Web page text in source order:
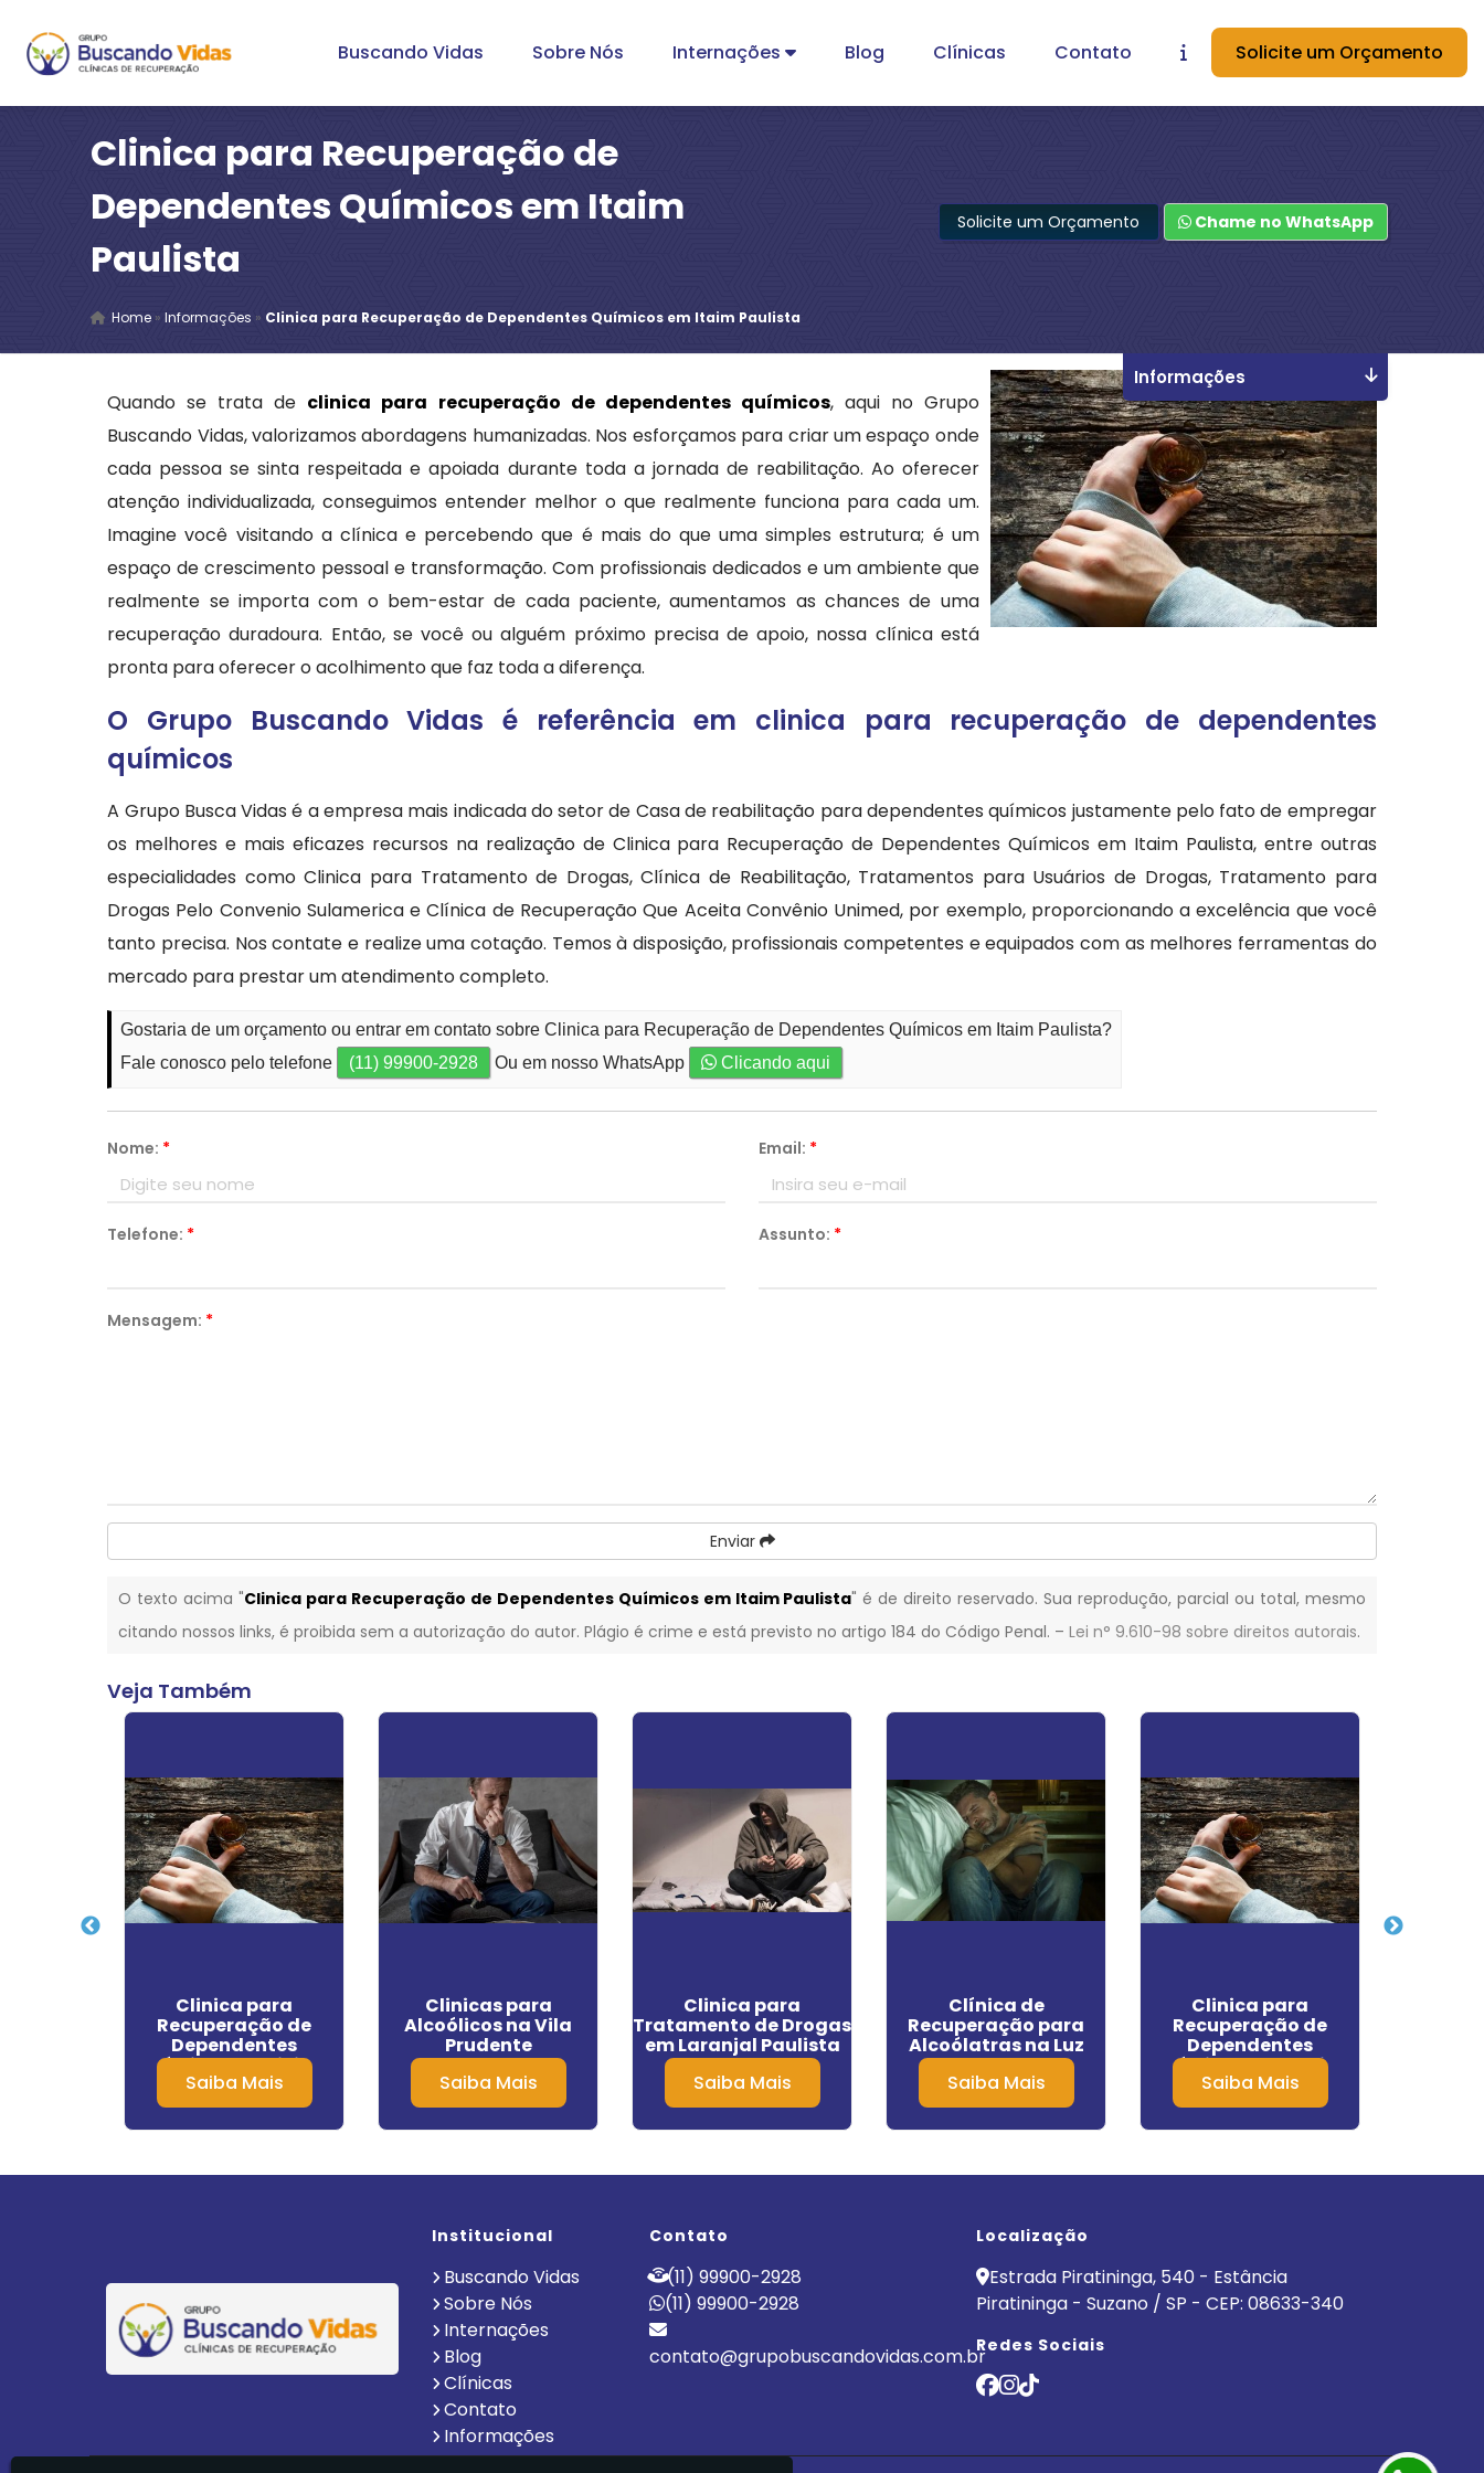
Buscando Vidas Sobre Nós
Internações
Blog Clínicas Contato Solicite um Orçamento
Clinica para Recuperação de
Dependentes Químicos em Itaim
Paulista
Home »Informações » Clinica para Recuperação de Dependentes Químicos em Itaim Paulista
Solicite um Orçamento Chame no WhatsApp
Quando se trata de clinica para recuperação de dependentes químicos, aqui no Grupo
Buscando Vidas, valorizamos abordagens humanizadas. Nos esforçamos para criar um espaço onde
cada pessoa se sinta respeitada e apoiada durante toda a jornada de reabilitação. Ao oferecer
atenção individualizada, conseguimos entender melhor o que realmente funciona para cada um.
Imagine você visitando a clínica e percebendo que é mais do que uma simples estrutura; é um
espaço de crescimento pessoal e transformação. Com profissionais dedicados e um ambiente que
realmente se importa com o bem-estar de cada paciente, aumentamos as chances de uma
recuperação duradoura. Então, se você ou alguém próximo precisa de apoio, nossa clínica está
pronta para oferecer o acolhimento que faz toda a diferença.
O Grupo Buscando Vidas é referência em clinica para recuperação de dependentes
químicos
A Grupo Busca Vidas é a empresa mais indicada do setor de Casa de reabilitação para dependentes químicos justamente pelo fato de empregar
os melhores e mais eficazes recursos na realização de Clinica para Recuperação de Dependentes Químicos em Itaim Paulista, entre outras
especialidades como Clinica para Tratamento de Drogas, Clínica de Reabilitação, Tratamentos para Usuários de Drogas, Tratamento para
Drogas Pelo Convenio Sulamerica e Clínica de Recuperação Que Aceita Convênio Unimed, por exemplo, proporcionando a excelência que você
tanto precisa. Nos contate e realize uma cotação. Temos à disposição, profissionais competentes e equipados com as melhores ferramentas do
mercado para prestar um atendimento completo.
Gostaria de um orçamento ou entrar em contato sobre Clinica para Recuperação de Dependentes Químicos em Itaim Paulista?
Fale conosco pelo telefone
(11) 99900-2928 Ou em nosso WhatsApp Clicando aqui
Nome: * Email: *
Telefone: * Assunto: *
Mensagem: *
Enviar
O texto acima "Clinica para Recuperação de Dependentes Químicos em Itaim Paulista" é de direito reservado. Sua reprodução, parcial ou total, mesmo
citando nossos links, é proibida sem a autorização do autor. Plágio é crime e está previsto no artigo 184 do Código Penal. –Lei n° 9.610-98 sobre direitos autorais.
Informações
Veja Também
Clinica para
Recuperação de
Dependentes
Químicos em Riviera
de São Lourenço
Saiba Mais
Clinicas para
Alcoólicos na Vila
Prudente
Saiba Mais
Clinica para
Tratamento de Drogas
em Laranjal Paulista
Saiba Mais
Clínica de
Recuperação para
Alcoólatras na Luz
Saiba Mais
Clinica para
Recuperação de
Dependentes
Químicos no Jardins
Saiba Mais
Institucional
Buscando Vidas
Sobre Nós
Internações
Blog
Clínicas
Contato
Informações
Contato
(11) 99900-2928
(11) 99900-2928
contato@grupobuscandovidas.com.br
Localização
Estrada Piratininga, 540 - Estância
Piratininga - Suzano / SP - CEP: 08633-340
Redes Sociais